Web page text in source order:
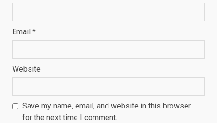
Email *
Website
Save my name, email, and website in this browser
for the next time I comment.